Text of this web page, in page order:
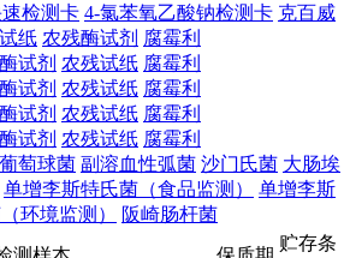
检测卡 4-氯苯氧乙酸钠检测卡 克百威
纸 农残酶试剂 腐霉利
试剂 农残试纸 腐霉利
试剂 农残试纸 腐霉利
试剂 农残试纸 腐霉利
试剂 农残试纸 腐霉利
萄球菌 副溶血性弧菌 沙门氏菌 大肠埃
单增李斯特氏菌（食品监测）
单增李斯
环境监测）
阪崎肠杆菌
贮存条